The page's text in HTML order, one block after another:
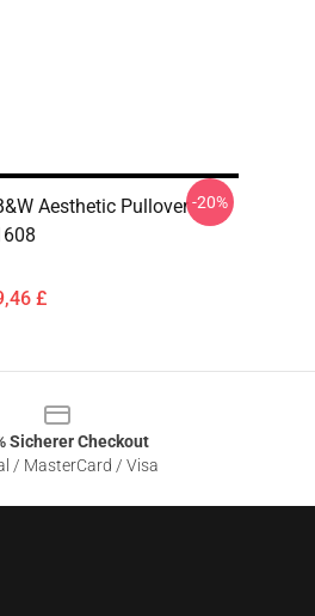
Aesthetic Pullover
£
-20%
Sicherer Checkout
/ MasterCard / Visa